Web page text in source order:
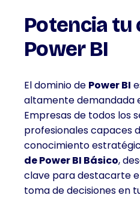
Potencia tu
Power BI
El dominio de Power BI
altamente demandada
Empresas de todos los
profesionales capaces
conocimiento
de Power BI Básico,
clave para destacarte
toma de decisiones en